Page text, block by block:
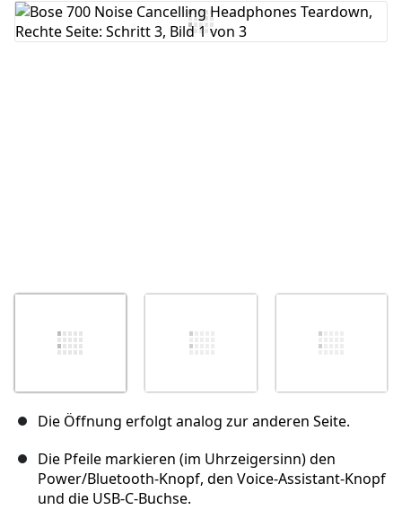
Kommentar hinzufügen
Die Öffnung erfolgt analog zur anderen Seite.
Die Pfeile markieren (im Uhrzeigersinn) den
Power/Bluetooth-Knopf, den Voice-Assistant-Knopf
und die USB-C-Buchse.